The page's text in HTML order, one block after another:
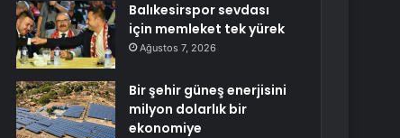
Balıkesirspor sevdası
için memleket tek yürek
Ağustos 7, 2026
Bir şehir güneş enerjisini
milyon dolarlık bir
ekonomiye